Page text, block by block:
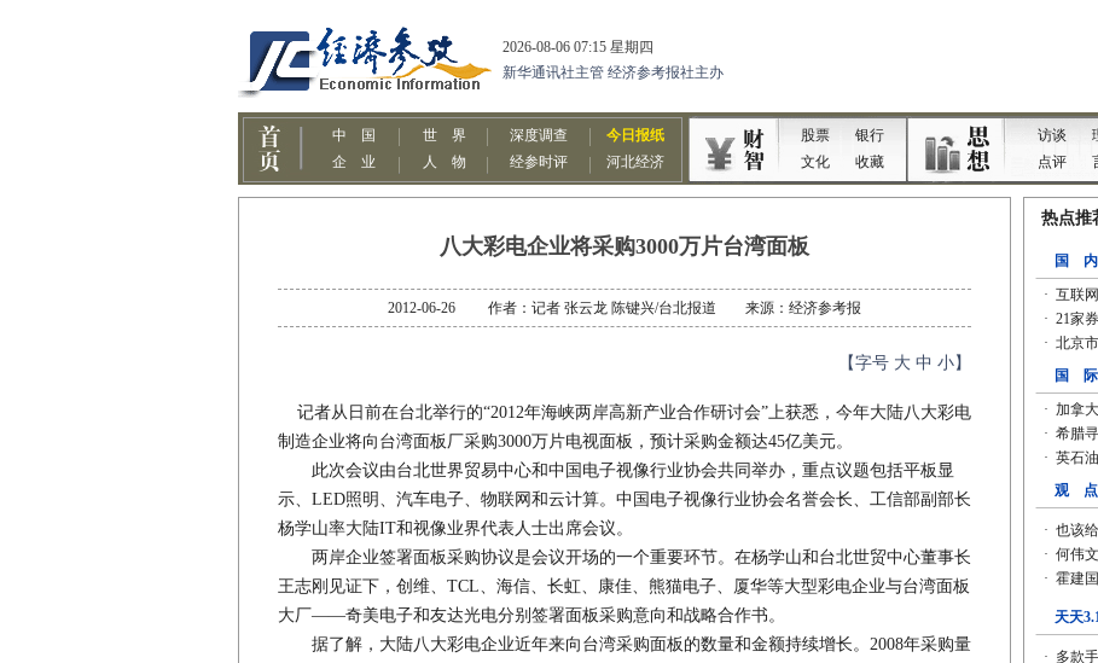
八大彩电企业将采购3000万片台湾面板
2012-06-26 作者：记者 张云龙 陈键兴/台北报道 来源：经济参考报
【字号 大 中 小】
记者从日前在台北举行的“2012年海峡两岸高新产业合作研讨会”上获悉，今年大陆八大彩电
制造企业将向台湾面板厂采购3000万片电视面板，预计采购金额达45亿美元。
此次会议由台北世界贸易中心和中国电子视像行业协会共同举办，重点议题包括平板显
示、LED照明、汽车电子、物联网和云计算。中国电子视像行业协会名誉会长、工信部副部长
杨学山率大陆IT和视像业界代表人士出席会议。
两岸企业签署面板采购协议是会议开场的一个重要环节。在杨学山和台北世贸中心董事长
王志刚见证下，创维、TCL、海信、长虹、康佳、熊猫电子、厦华等大型彩电企业与台湾面板
大厂——奇美电子和友达光电分别签署面板采购意向和战略合作书。
据了解，大陆八大彩电企业近年来向台湾采购面板的数量和金额持续增长。2008年采购量